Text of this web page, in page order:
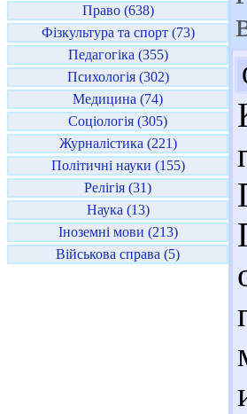
Право (638)
Фізкультура та спорт (73)
Педагогіка (355)
Психологія (302)
Медицина (74)
Соціологія (305)
Журналістика (221)
Політичні науки (155)
Релігія (31)
Наука (13)
Іноземні мови (213)
Військова справа (5)